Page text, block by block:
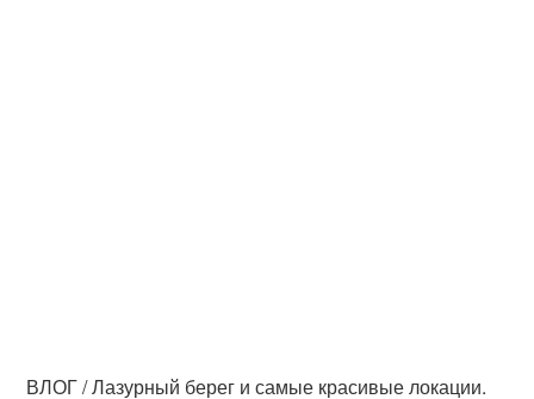
ВЛОГ / Лазурный берег и самые красивые локации.